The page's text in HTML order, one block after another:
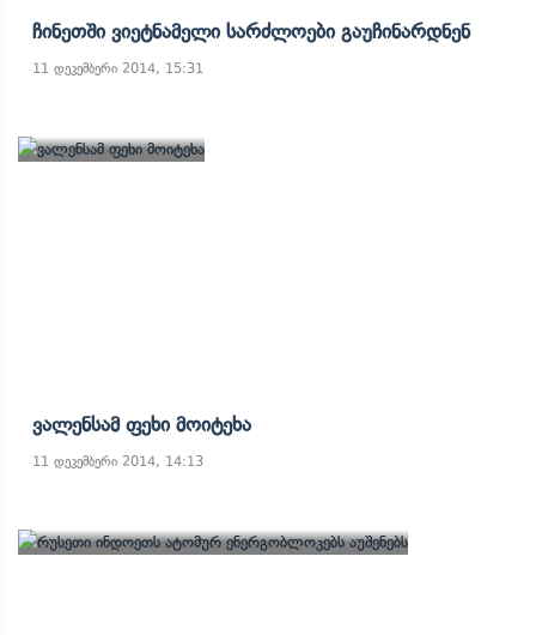
Ჩინეთში Ვიეტნამელი Სარძლოები Გაუჩინარდნენ
11 დეკემბერი 2014, 15:31
Ვალენსამ Ფეხი Მოიტეხა
11 დეკემბერი 2014, 14:13